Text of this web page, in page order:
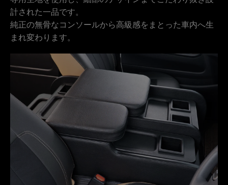
計された一品です。
純正の無骨なコンソールから高級感をまとった車内へ生
まれ変わります。